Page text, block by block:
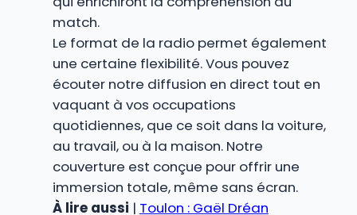
match.
Le format de la radio permet également
une certaine flexibilité. Vous pouvez
écouter notre diffusion en direct tout en
vaquant à vos occupations
quotidiennes, que ce soit dans la voiture,
au travail, ou à la maison. Notre
couverture est conçue pour offrir une
immersion totale, même sans écran.
À lire aussi | Toulon : Gaël Dréan